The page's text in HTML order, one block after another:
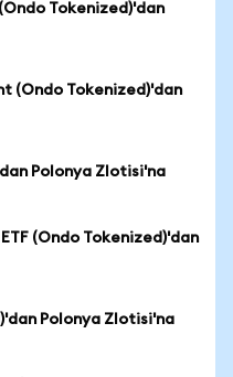
Tokenized)'dan
(Ondo Tokenized)'dan
Polonya Zlotisi'na
(Ondo Tokenized)'dan
Polonya Zlotisi'na